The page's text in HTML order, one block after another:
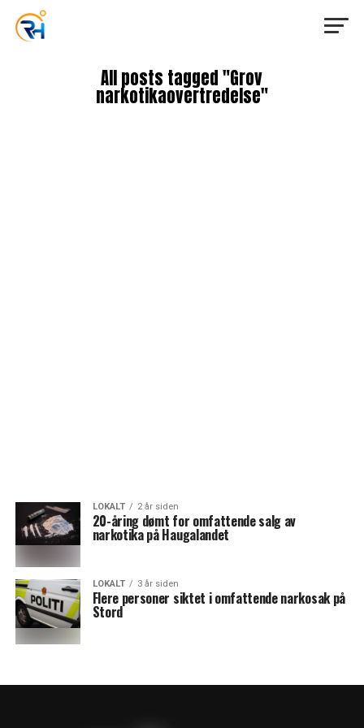
All posts tagged "Grov
narkotikaovertredelse"
LOKALT 2 år siden
20-åring dømt for omfattende salg av
narkotika på Haugalandet
LOKALT 3 år siden
Flere personer siktet i omfattende narkosak på
Stord